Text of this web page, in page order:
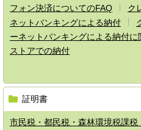
フォン決済についてのFAQ
ク
ネットバンキングによる納付
ーネットバンキングによる納付に
ストアでの納付
証明書
市民税・都民税・森林環境税課税